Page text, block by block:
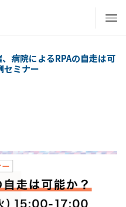
病院によるRPAの自走は可
セミナー